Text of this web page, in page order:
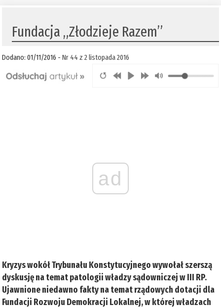
Fundacja „Złodzieje Razem”
Dodano: 01/11/2016 -Nr 44 z 2 listopada 2016
ad
Kryzys wokół Trybunału Konstytucyjnego wywołał szerszą
dyskusję na temat patologii władzy sądowniczej w III RP.
Ujawnione niedawno fakty na temat rządowych dotacji dla
Fundacji Rozwoju Demokracji Lokalnej, w której władzach